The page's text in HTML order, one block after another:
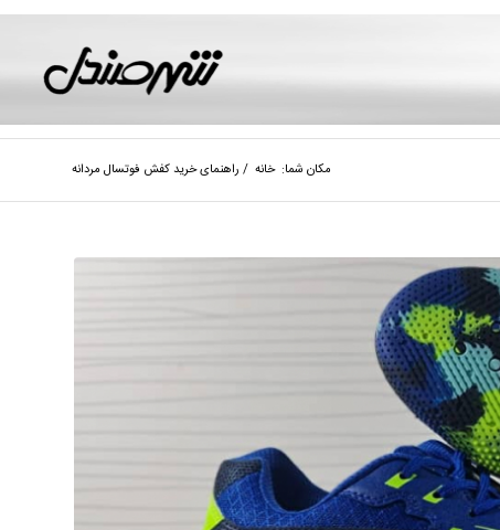
مکان شما: خانه / راهنمای خرید کفش فوتسال مردانه